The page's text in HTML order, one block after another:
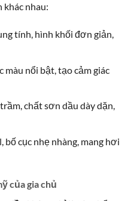
khác nhau:
tính, hình khối đơn giản,
màu nổi bật, tạo cảm giác
chất sơn dầu dày dặn,
bố cục nhẹ nhàng, mang hơi
của gia chủ